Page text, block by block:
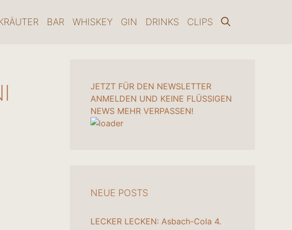
BAR WHISKEY GIN DRINKS CLIPS
JETZT FÜR DEN NEWSLETTER
ANMELDEN UND KEINE FLÜSSIGEN
NEWS MEHR VERPASSEN!
NEUE POSTS
LECKER LECKEN: Asbach-Cola 4.